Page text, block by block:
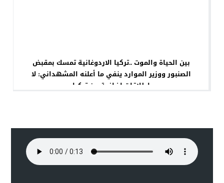
بين الحياة والموت ..تركيا الاردوغانية تمسك بمقبض
الصنبور ووزير الموارد ينفي ما أعلنه المشهداني: لا
إطلاقات إضافية من تركيا